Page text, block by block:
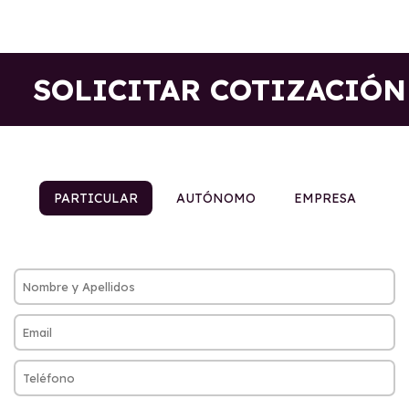
SOLICITAR COTIZACIÓN
PARTICULAR AUTÓNOMO EMPRESA